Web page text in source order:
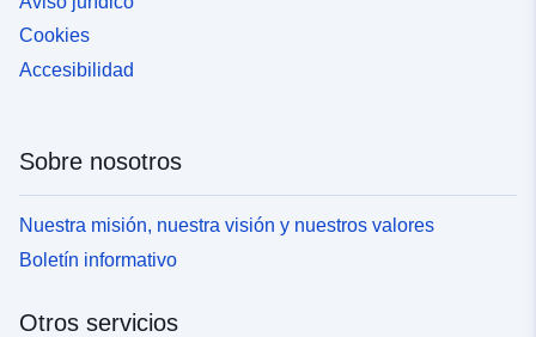
Cookies
Accesibilidad
Sobre nosotros
Nuestra misión, nuestra visión y nuestros valores
Boletín informativo
Otros servicios